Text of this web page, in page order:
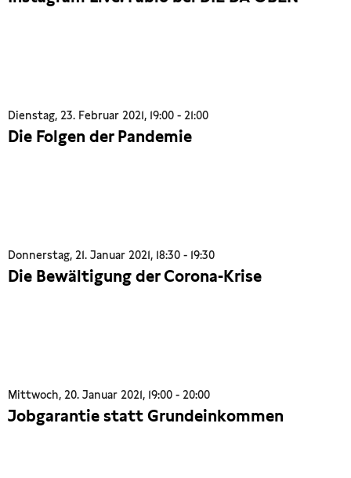
Dienstag, 23. Februar 2021, 19:00 - 21:00
Die Folgen der Pandemie
Donnerstag, 21. Januar 2021, 18:30 - 19:30
Die Bewältigung der Corona-Krise
Mittwoch, 20. Januar 2021, 19:00 - 20:00
Jobgarantie statt Grundeinkommen